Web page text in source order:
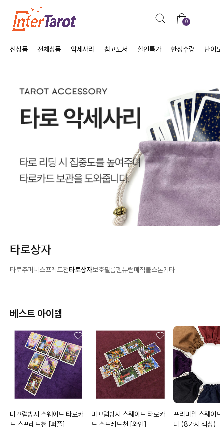
0
신상품 전체상품 악세사리 참고도서 할인특가 한정수량 난이
타로상자
타로주머니스프레드천타로상자보호필름펜듀럼매직볼스톤기타
베스트 아이템
미끄럼방지 스웨이드 타로카
드 스프레드천 [퍼플]
미끄럼방지 스웨이드 타로카
드 스프레드천 [와인]
프리미엄 스웨이
니 (8가지 색상)